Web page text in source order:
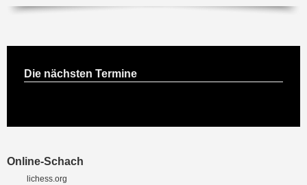
Die nächsten Termine
Online-Schach
lichess.org